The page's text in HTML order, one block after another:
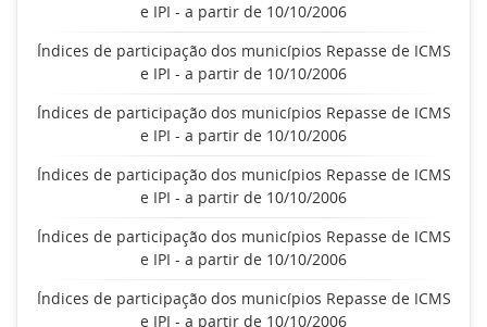
e IPI - a partir de 10/10/2006
Índices de participação dos municípios Repasse de ICMS
e IPI - a partir de 10/10/2006
Índices de participação dos municípios Repasse de ICMS
e IPI - a partir de 10/10/2006
Índices de participação dos municípios Repasse de ICMS
e IPI - a partir de 10/10/2006
Índices de participação dos municípios Repasse de ICMS
e IPI - a partir de 10/10/2006
Índices de participação dos municípios Repasse de ICMS
e IPI - a partir de 10/10/2006